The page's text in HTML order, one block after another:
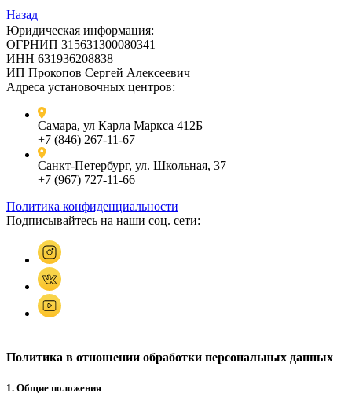
Назад
Юридическая информация:
ОГРНИП 315631300080341
ИНН 631936208838
ИП Прокопов Сергей Алексеевич
Адреса установочных центров:
Самара, ул Карла Маркса 412Б
+7 (846) 267-11-67
Санкт-Петербург, ул. Школьная, 37
+7 (967) 727-11-66
Политика конфиденциальности
Подписывайтесь на наши соц. сети:
Политика в отношении обработки персональных данных
1. Общие положения